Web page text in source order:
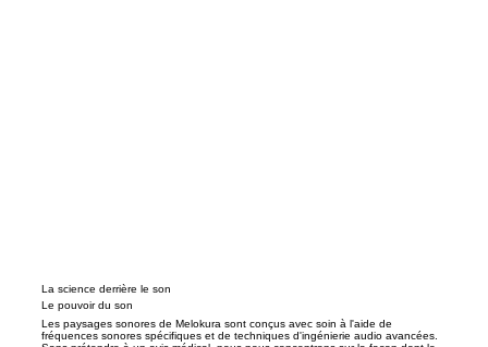
La science derrière le son
Le pouvoir du son
Les paysages sonores de Melokura sont conçus avec soin à l'aide de
fréquences sonores spécifiques et de techniques d'ingénierie audio avancées.